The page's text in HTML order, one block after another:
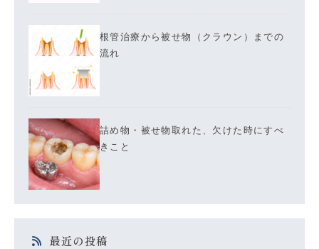
根管治療から被せ物（クラウン）までの
流れ
詰め物・被せ物取れた、欠けた時にすべ
きこと
最近の投稿